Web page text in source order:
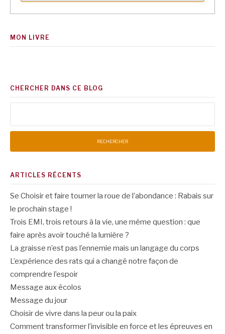
MON LIVRE
CHERCHER DANS CE BLOG
ARTICLES RÉCENTS
Se Choisir et faire tourner la roue de l’abondance : Rabais sur
le prochain stage !
Trois EMI, trois retours à la vie, une même question : que
faire après avoir touché la lumière ?
La graisse n’est pas l’ennemie mais un langage du corps
L’expérience des rats qui a changé notre façon de
comprendre l’espoir
Message aux écolos
Message du jour
Choisir de vivre dans la peur ou la paix
Comment transformer l’invisible en force et les épreuves en